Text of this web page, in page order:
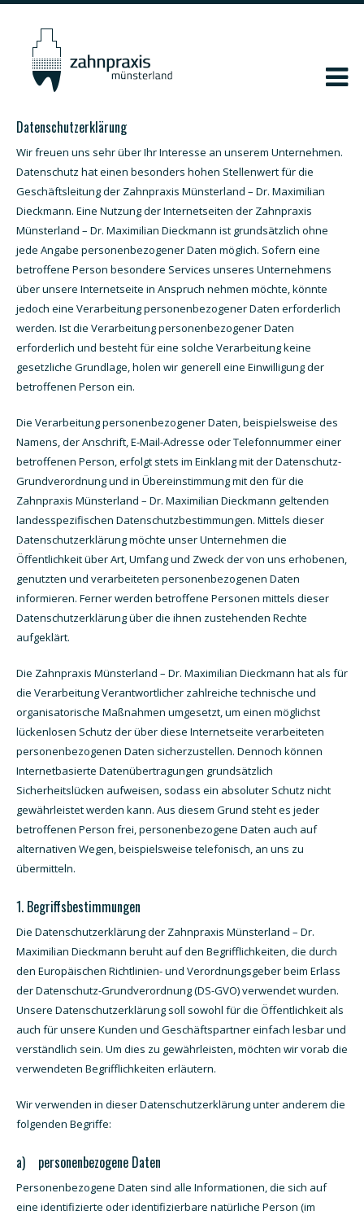
Datenschutzerklärung
Wir freuen uns sehr über Ihr Interesse an unserem Unternehmen.
Datenschutz hat einen besonders hohen Stellenwert für die
Geschäftsleitung der Zahnpraxis Münsterland – Dr. Maximilian
Dieckmann. Eine Nutzung der Internetseiten der Zahnpraxis
Münsterland – Dr. Maximilian Dieckmann ist grundsätzlich ohne
jede Angabe personenbezogener Daten möglich. Sofern eine
betroffene Person besondere Services unseres Unternehmens
über unsere Internetseite in Anspruch nehmen möchte, könnte
jedoch eine Verarbeitung personenbezogener Daten erforderlich
werden. Ist die Verarbeitung personenbezogener Daten
erforderlich und besteht für eine solche Verarbeitung keine
gesetzliche Grundlage, holen wir generell eine Einwilligung der
betroffenen Person ein.
Die Verarbeitung personenbezogener Daten, beispielsweise des
Namens, der Anschrift, E-Mail-Adresse oder Telefonnummer einer
betroffenen Person, erfolgt stets im Einklang mit der Datenschutz-
Grundverordnung und in Übereinstimmung mit den für die
Zahnpraxis Münsterland – Dr. Maximilian Dieckmann geltenden
landesspezifischen Datenschutzbestimmungen. Mittels dieser
Datenschutzerklärung möchte unser Unternehmen die
Öffentlichkeit über Art, Umfang und Zweck der von uns erhobenen,
genutzten und verarbeiteten personenbezogenen Daten
informieren. Ferner werden betroffene Personen mittels dieser
Datenschutzerklärung über die ihnen zustehenden Rechte
aufgeklärt.
Die Zahnpraxis Münsterland – Dr. Maximilian Dieckmann hat als für
die Verarbeitung Verantwortlicher zahlreiche technische und
organisatorische Maßnahmen umgesetzt, um einen möglichst
lückenlosen Schutz der über diese Internetseite verarbeiteten
personenbezogenen Daten sicherzustellen. Dennoch können
Internetbasierte Datenübertragungen grundsätzlich
Sicherheitslücken aufweisen, sodass ein absoluter Schutz nicht
gewährleistet werden kann. Aus diesem Grund steht es jeder
betroffenen Person frei, personenbezogene Daten auch auf
alternativen Wegen, beispielsweise telefonisch, an uns zu
übermitteln.
1. Begriffsbestimmungen
Die Datenschutzerklärung der Zahnpraxis Münsterland – Dr.
Maximilian Dieckmann beruht auf den Begrifflichkeiten, die durch
den Europäischen Richtlinien- und Verordnungsgeber beim Erlass
der Datenschutz-Grundverordnung (DS-GVO) verwendet wurden.
Unsere Datenschutzerklärung soll sowohl für die Öffentlichkeit als
auch für unsere Kunden und Geschäftspartner einfach lesbar und
verständlich sein. Um dies zu gewährleisten, möchten wir vorab die
verwendeten Begrifflichkeiten erläutern.
Wir verwenden in dieser Datenschutzerklärung unter anderem die
folgenden Begriffe:
a) personenbezogene Daten
Personenbezogene Daten sind alle Informationen, die sich auf
eine identifizierte oder identifizierbare natürliche Person (im